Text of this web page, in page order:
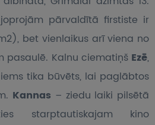
pārvaldītā firstiste ir
bet vienlaikus arī viena no
pasaulē. Kalnu ciematiņš Ezē,
tika būvēts, lai paglābtos
Kannas – ziedu laiki pilsētā
starptautiskajam kino